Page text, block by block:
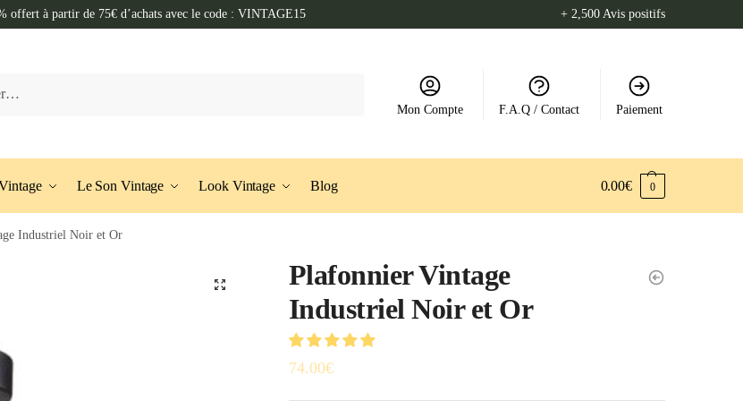
offert à partir de 75€ d’achats avec le code : VINTAGE15 + 2,500 Avis positifs
Mon Compte F.A.Q / Contact Paiement
Le Son Vintage Look Vintage Blog 0.00€ 0
Industriel Noir et Or
🔍
Plafonnier Vintage
Industriel Noir et Or
74.00€